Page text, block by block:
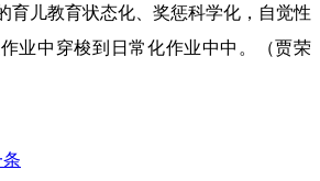
育儿教育状态化、奖惩科学化，自觉性
业中穿梭到日常化作业中中。（贾荣